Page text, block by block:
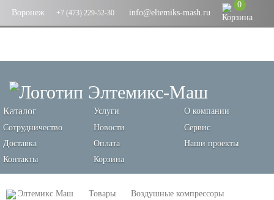
Воронеж +7 (473) 229-52-30 info@eltemiks-mash.ru
0
Каталог Услуги
О компании
Сотрудничество
Новости
Сервис
Доставка
Оплата
Наши проекты
Контакты
Корзина
Элтемикс Маш Товары
Воздушные компрессоры